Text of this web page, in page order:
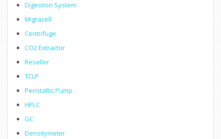
Digestion System
Migracell
Centrifuge
CO2 Extractor
Reseller
TCLP
Peristaltic Pump
HPLC
GC
Densitymeter